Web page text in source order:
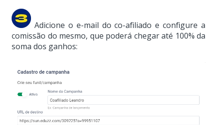
Adicione o e-mail do co-afiliado e configure a
comissão do mesmo, que poderá chegar até 100% da
soma dos ganhos: